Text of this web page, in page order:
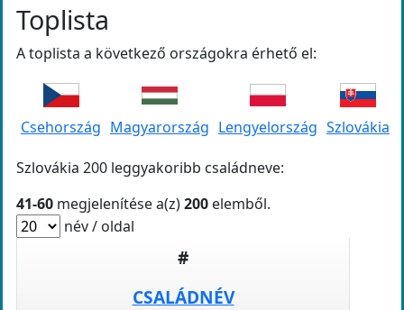
Toplista
A toplista a következő országokra érhető el:
Csehország Magyarország Lengyelország Szlovákia
Szlovákia 200 leggyakoribb családneve:
41-60 megjelenítése a(z)200 elemből.
név / oldal
#
CSALÁDNÉV